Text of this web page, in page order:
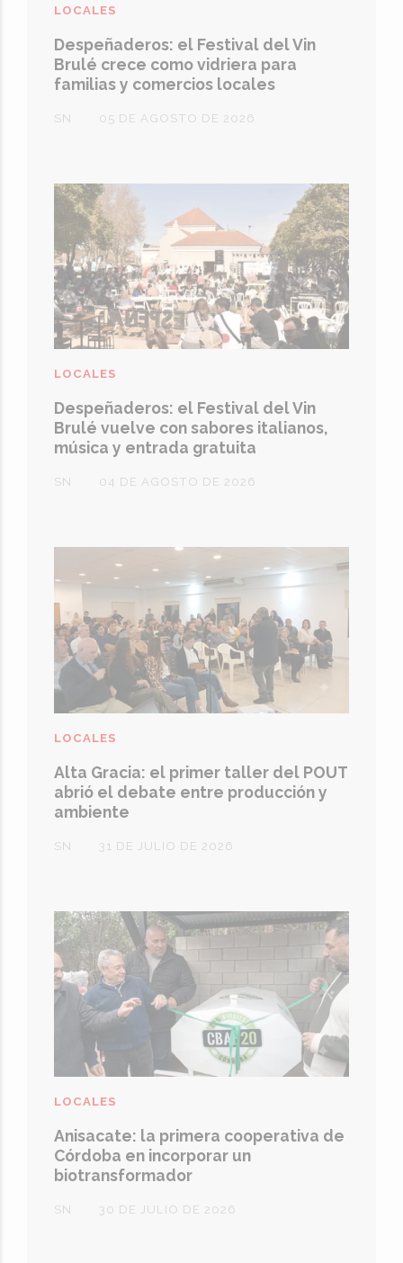
Despeñaderos: el Festival del Vin
Brulé crece como vidriera para
familias y comercios locales
SN
LOCALES
05 DE AGOSTO DE 2026
Despeñaderos: el Festival del Vin
Brulé vuelve con sabores italianos,
música y entrada gratuita
SN
LOCALES
04 DE AGOSTO DE 2026
Alta Gracia: el primer taller del POUT
abrió el debate entre producción y
ambiente
SN
LOCALES
31 DE JULIO DE 2026
Anisacate: la primera cooperativa de
Córdoba en incorporar un
biotransformador
SN
LOCALES
30 DE JULIO DE 2026